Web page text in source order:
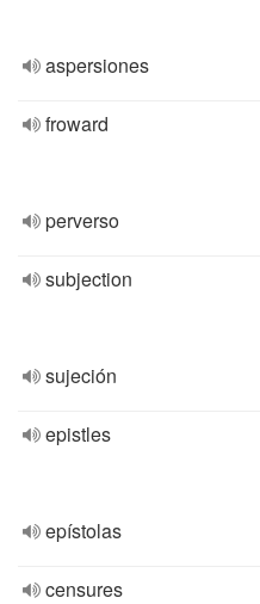
aspersiones
froward
perverso
subjection
sujeción
epistles
epístolas
censures